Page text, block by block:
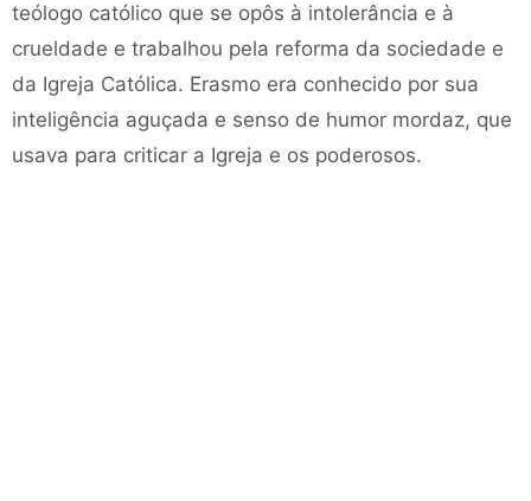
teólogo católico que se opôs à intolerância e à
crueldade e trabalhou pela reforma da sociedade e
da Igreja Católica. Erasmo era conhecido por sua
inteligência aguçada e senso de humor mordaz, que
usava para criticar a Igreja e os poderosos.